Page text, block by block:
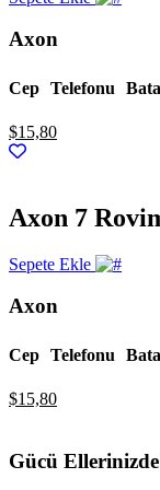
Axon
Cep Telefonu
$15,80
Axon 7
Sepete Ekle
Axon
Cep Telefonu
$15,80
Gücü